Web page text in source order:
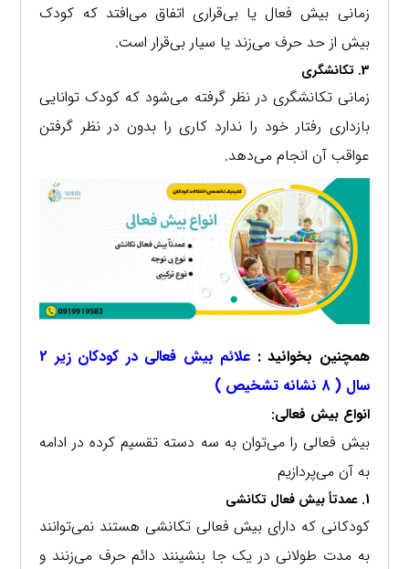
زمانی بیش فعال یا بی‌قراری اتفاق می‌افتد که کودک
بیش از حد حرف می‌زند یا سیار بی‌قرار است.
3. تکانشگری
زمانی تکانشگری در نظر گرفته می‌شود که کودک توانایی
بازداری رفتار خود را ندارد کاری را بدون در نظر گرفتن
عواقب آن انجام می‌دهد.
همچنین بخوانید :
علائم بیش فعالی در کودکان زیر 2
سال ( 8 نشانه تشخیص )
انواع بیش فعالی:
بیش فعالی را می‌توان به سه دسته تقسیم کرده در ادامه
به آن می‌پردازیم
1. عمدتاً بیش فعال تکانشی
کودکانی که دارای بیش فعالی تکانشی هستند نمی‌توانند
به مدت طولانی در یک جا بنشینند دائم حرف می‌زنند و